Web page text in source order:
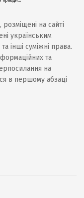
розміщені на сайті
українським
інші суміжні права.
та
на
в першому абзаці